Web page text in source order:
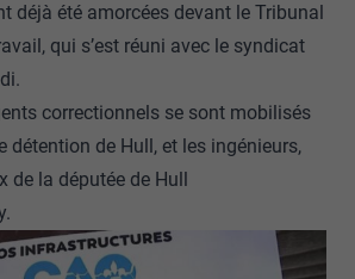
déjà été amorcées devant le Tribunal
qui s’est réuni avec le syndicat
correctionnels se sont mobilisés
détention de Hull, et les ingénieurs,
de la députée de Hull